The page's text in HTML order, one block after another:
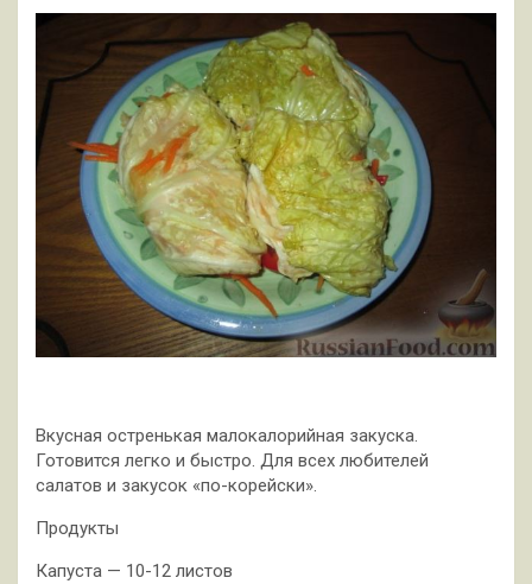
Вкусная остренькая малокалорийная закуска.
Готовится легко и быстро. Для всех любителей
салатов и закусок «по-корейски».
Продукты
Капуста — 10-12 листов